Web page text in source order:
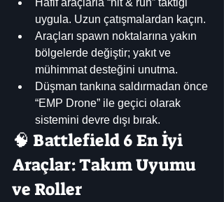
uygula. Uzun çatışmalardan kaçın.
Araçları spawn noktalarına yakın
bölgelerde değiştir; yakıt ve
mühimmat desteğini unutma.
Düşman tankına saldırmadan önce
“EMP Drone” ile geçici olarak
sistemini devre dışı bırak.
🧠 Battlefield 6 En İyi
Araçlar: Takım Uyumu
ve Roller